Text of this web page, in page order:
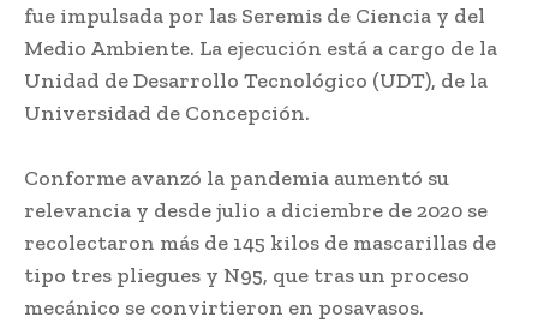
fue impulsada por las Seremis de Ciencia y del
Medio Ambiente. La ejecución está a cargo de la
Unidad de Desarrollo Tecnológico (UDT), de la
Universidad de Concepción.
Conforme avanzó la pandemia aumentó su
relevancia y desde julio a diciembre de 2020 se
recolectaron más de 145 kilos de mascarillas de
tipo tres pliegues y N95, que tras un proceso
mecánico se convirtieron en posavasos.